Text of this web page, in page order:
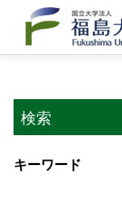
検索
キーワード